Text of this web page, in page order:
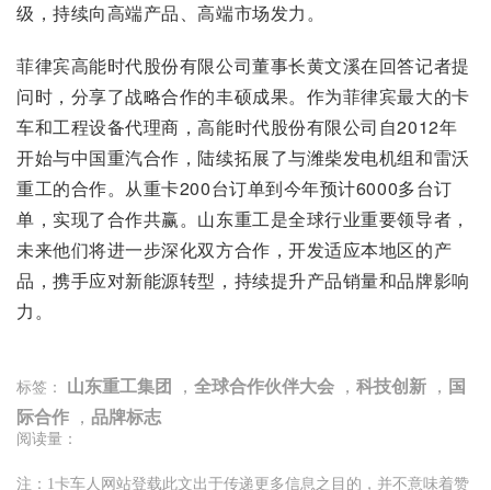
级，持续向高端产品、高端市场发力。
菲律宾高能时代股份有限公司董事长黄文溪在回答记者提
问时，分享了战略合作的丰硕成果。作为菲律宾最大的卡
车和工程设备代理商，高能时代股份有限公司自2012年
开始与中国重汽合作，陆续拓展了与潍柴发电机组和雷沃
重工的合作。从重卡200台订单到今年预计6000多台订
单，实现了合作共赢。山东重工是全球行业重要领导者，
未来他们将进一步深化双方合作，开发适应本地区的产
品，携手应对新能源转型，持续提升产品销量和品牌影响
力。
标签： 山东重工集团 ， 全球合作伙伴大会 ， 科技创新 ， 国
际合作 ， 品牌标志
阅读量：
注：1卡车人网站登载此文出于传递更多信息之目的，并不意味着赞